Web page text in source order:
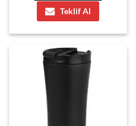
Teklif Al